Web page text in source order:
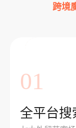
跨境
01
全平台搜